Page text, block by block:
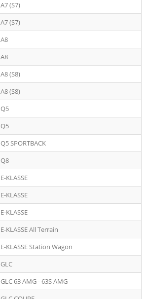
A7 (S7)
A7 (S7)
A8
A8
A8 (S8)
A8 (S8)
Q5
Q5
Q5 SPORTBACK
Q8
E-KLASSE
E-KLASSE
E-KLASSE
E-KLASSE All Terrain
E-KLASSE Station Wagon
GLC
GLC 63 AMG - 63S AMG